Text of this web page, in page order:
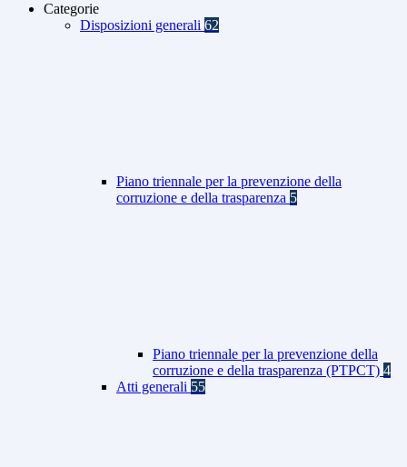
Categorie
Disposizioni generali 62
Piano triennale per la prevenzione della
corruzione e della trasparenza 5
Piano triennale per la prevenzione della
corruzione e della trasparenza (PTPCT) 4
Atti generali 55